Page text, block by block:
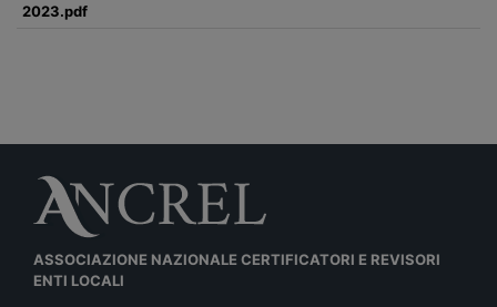
2023.pdf
ASSOCIAZIONE NAZIONALE CERTIFICATORI E REVISORI
ENTI LOCALI